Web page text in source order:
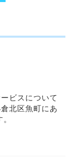
ビスについて
北区魚町にあ